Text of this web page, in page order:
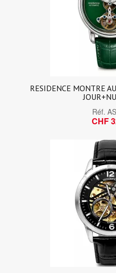
RESIDENCE MONTRE
Réf.
CHF